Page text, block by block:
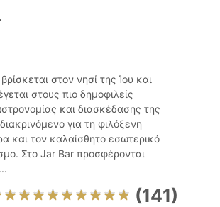
στον νησί της Ίου και
στους πιο δημοφιλείς
και διασκέδασης της
για τη φιλόξενη
και τον καλαίσθητο εσωτερικό
Στο Jar Bar προσφέρονται
(141)